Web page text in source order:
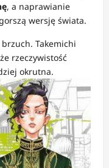
, a naprawianie
wersję świata.
Takemichi
rzeczywistość
okrutna.